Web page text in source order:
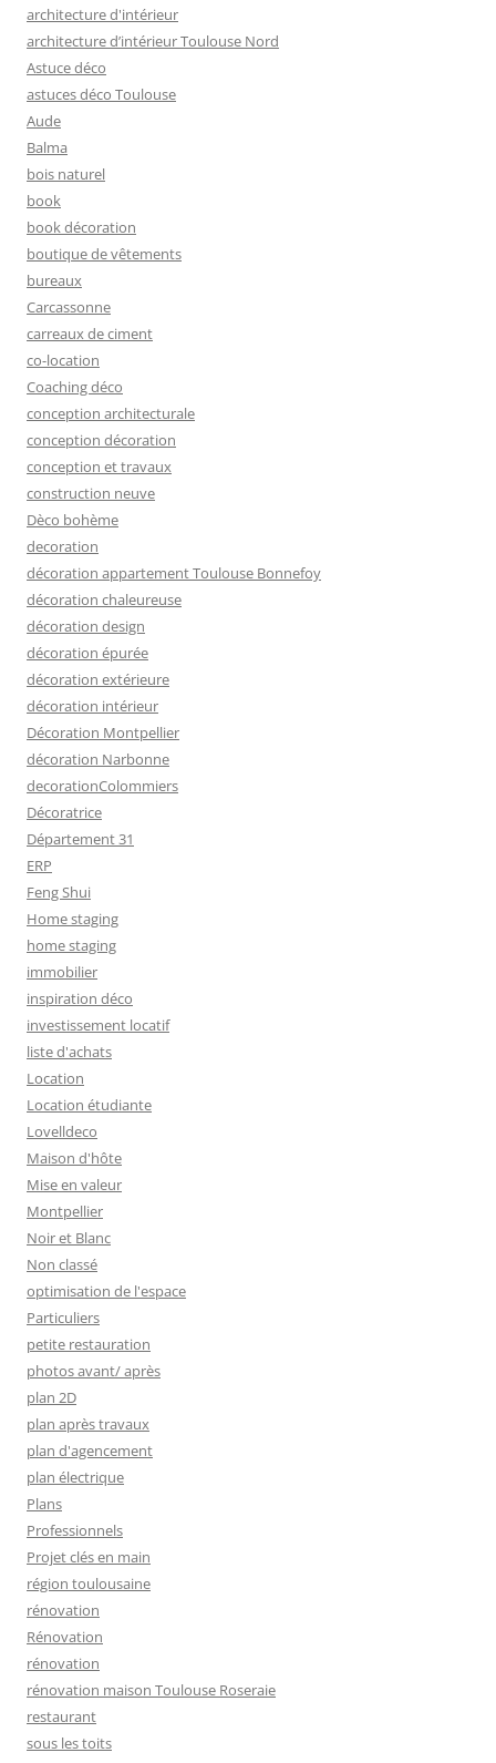
architecture d'intérieur
architecture d’intérieur Toulouse Nord
Astuce déco
astuces déco Toulouse
Aude
Balma
bois naturel
book
book décoration
boutique de vêtements
bureaux
Carcassonne
carreaux de ciment
co-location
Coaching déco
conception architecturale
conception décoration
conception et travaux
construction neuve
Dèco bohème
decoration
décoration appartement Toulouse Bonnefoy
décoration chaleureuse
décoration design
décoration épurée
décoration extérieure
décoration intérieur
Décoration Montpellier
décoration Narbonne
decorationColommiers
Décoratrice
Département 31
ERP
Feng Shui
Home staging
home staging
immobilier
inspiration déco
investissement locatif
liste d'achats
Location
Location étudiante
Lovelldeco
Maison d'hôte
Mise en valeur
Montpellier
Noir et Blanc
Non classé
optimisation de l'espace
Particuliers
petite restauration
photos avant/ après
plan 2D
plan après travaux
plan d'agencement
plan électrique
Plans
Professionnels
Projet clés en main
région toulousaine
rénovation
Rénovation
rénovation
rénovation maison Toulouse Roseraie
restaurant
sous les toits